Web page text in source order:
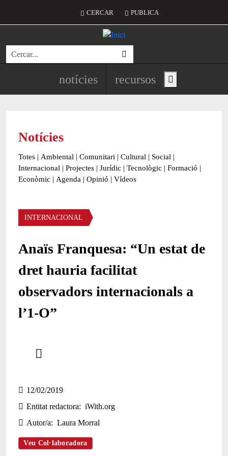
Menú del compte d'usuari
CERCAR PUBLICA
Cerca
Navegació principal de
notícies recursos Show main menu
Notícies
Totes | Ambiental | Comunitari | Cultural | Social |
Internacional | Projectes | Jurídic | Tecnològic | Formació |
Econòmic | Agenda | Opinió | Vídeos
Àmbit de la notícia
INTERNACIONAL
Anaïs Franquesa: “Un estat de
dret hauria facilitat
observadors internacionals a
l’1-O”
12/02/2019
Entitat redactora
iWith.org
Autor/a
Laura Morral
Veu Col·laboradora